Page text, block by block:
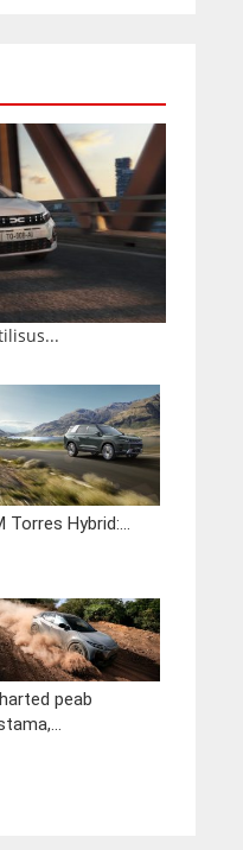
Torres Hybrid:...
peab